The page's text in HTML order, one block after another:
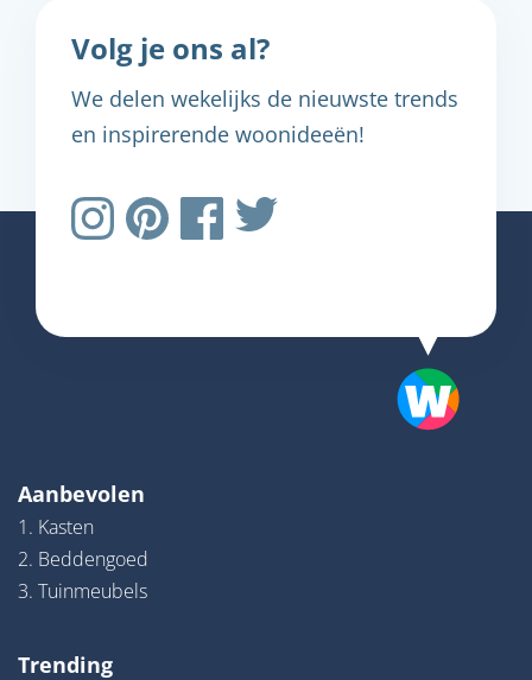
Volg je ons al?
We delen wekelijks de nieuwste trends
en inspirerende woonideeën!
Aanbevolen
1. Kasten
2. Beddengoed
3. Tuinmeubels
Trending